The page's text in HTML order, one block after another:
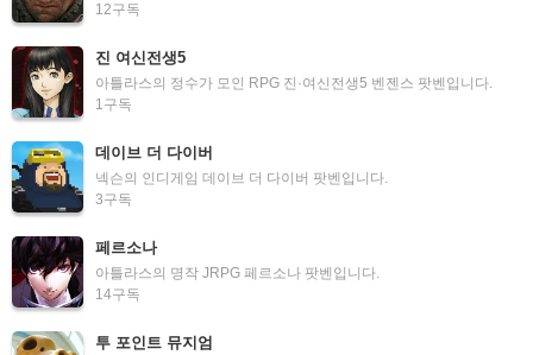
12구독
진 여신전생5
아틀라스의 정수가 모인 RPG 진·여신전생5 벤젠스 팟벤입니다.
1구독
데이브 더 다이버
넥슨의 인디게임 데이브 더 다이버 팟벤입니다.
3구독
페르소나
아틀라스의 명작 JRPG 페르소나 팟벤입니다.
14구독
투 포인트 뮤지엄